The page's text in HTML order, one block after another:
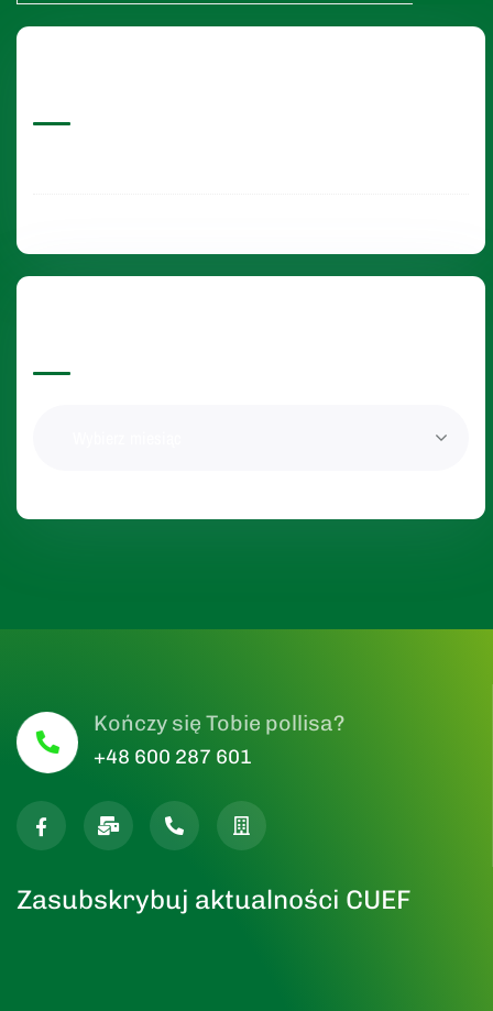
Kończy się Tobie pollisa?
+48 600 287 601
Zasubskrybuj aktualności CUEF